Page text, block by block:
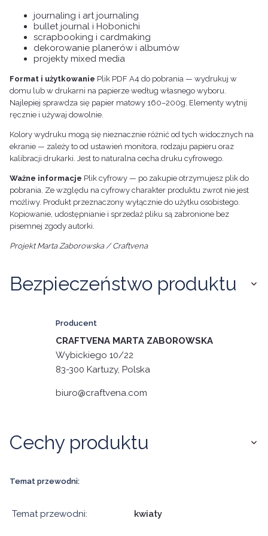
journaling i art journaling
bullet journal i Hobonichi
scrapbooking i cardmaking
dekorowanie planerów i albumów
projekty mixed media
Format i użytkowanie Plik PDF A4 do pobrania — wydrukuj w
domu lub w drukarni na papierze według własnego wyboru.
Najlepiej sprawdza się papier matowy 160–200g. Elementy wytnij
ręcznie i używaj dowolnie.
Kolory wydruku mogą się nieznacznie różnić od tych widocznych na
ekranie — zależy to od ustawień monitora, rodzaju papieru oraz
kalibracji drukarki. Jest to naturalna cecha druku cyfrowego.
Ważne informacje Plik cyfrowy — po zakupie otrzymujesz plik do
pobrania. Ze względu na cyfrowy charakter produktu zwrot nie jest
możliwy. Produkt przeznaczony wyłącznie do użytku osobistego.
Kopiowanie, udostępnianie i sprzedaż pliku są zabronione bez
pisemnej zgody autorki.
Projekt Marta Zaborowska / Craftvena
Bezpieczeństwo produktu
Producent
CRAFTVENA MARTA ZABOROWSKA
Wybickiego 10/22
83-300 Kartuzy, Polska
biuro@craftvena.com
Cechy produktu
Temat przewodni:
Temat przewodni: kwiaty